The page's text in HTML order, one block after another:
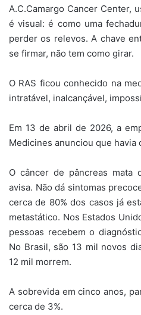
A.C.Camargo Cancer Center,
é visual: é como uma
perder os relevos. A chave
se firmar, não tem como girar.
O RAS ficou conhecido na
intratável, inalcançável,
Em 13 de abril de 2026, a
Medicines anunciou que havia
O câncer de pâncreas mata
avisa. Não dá sintomas
cerca de 80% dos casos já
metastático. Nos Estados
pessoas recebem o
No Brasil, são 13 mil novos
12 mil morrem.
A sobrevida em cinco anos,
cerca de 3%.